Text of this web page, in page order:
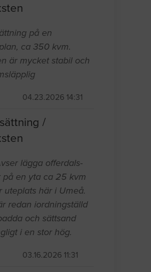
på en
ca 350 kvm.
är mycket stabil och
04.23.2026 14:31
/
lägga offerdals-
på en yta ca 25 kvm
uteplats här i Umeå.
redan iordningställd
och sättsand
i en stor hög.
03.16.2026 11:31